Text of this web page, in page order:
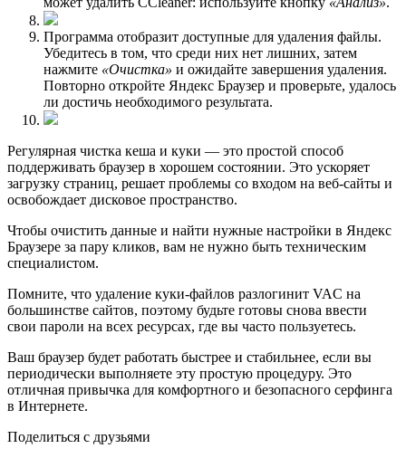
Программа отобразит доступные для удаления файлы.
Убедитесь в том, что среди них нет лишних, затем
нажмите «Очистка» и ожидайте завершения удаления.
Повторно откройте Яндекс Браузер и проверьте, удалось
ли достичь необходимого результата.
Регулярная чистка кеша и куки — это простой способ
поддерживать браузер в хорошем состоянии. Это ускоряет
загрузку страниц, решает проблемы со входом на веб-сайты и
освобождает дисковое пространство.
Чтобы очистить данные и найти нужные настройки в Яндекс
Браузере за пару кликов, вам не нужно быть техническим
специалистом.
Помните, что удаление куки-файлов разлогинит VAC на
большинстве сайтов, поэтому будьте готовы снова ввести
свои пароли на всех ресурсах, где вы часто пользуетесь.
Ваш браузер будет работать быстрее и стабильнее, если вы
периодически выполняете эту простую процедуру. Это
отличная привычка для комфортного и безопасного серфинга
в Интернете.
Поделиться с друзьями